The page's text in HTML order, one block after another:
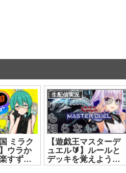
ミラク
ウラか
すず】
生配信実況
【遊戯王マスターデ
ュエル🔰】ルールと
デッキを覚えようの
巻‼️【カルロ・ピノ】